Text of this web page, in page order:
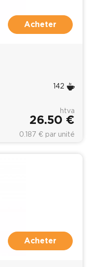
Acheter
142
htva
26.50 €
0.187 € par unité
Acheter